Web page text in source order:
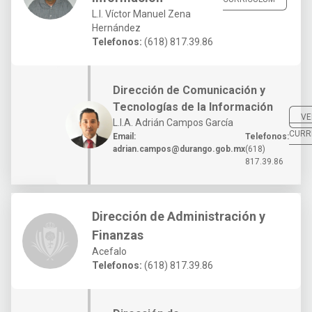
L.I. Víctor Manuel Zena
Hernández
Telefonos: (618) 817.39.86
Dirección de Comunicación y
Tecnologías de la Información
L.I.A. Adrián Campos García
Email:
adrian.campos@durango.gob.mx
Telefonos:
(618)
817.39.86
Dirección de Administración y
Finanzas
Acefalo
Telefonos: (618) 817.39.86